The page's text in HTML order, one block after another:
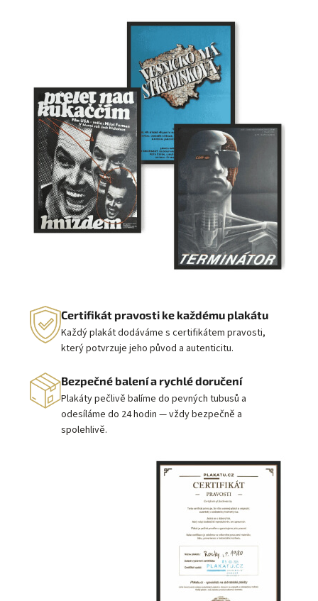
Certifikát pravosti ke každému plakátu
Každý plakát dodáváme s certifikátem pravosti,
který potvrzuje jeho původ a autenticitu.
Bezpečné balení a rychlé doručení
Plakáty pečlivě balíme do pevných tubusů a
odesíláme do 24 hodin — vždy bezpečně a
spolehlivě.